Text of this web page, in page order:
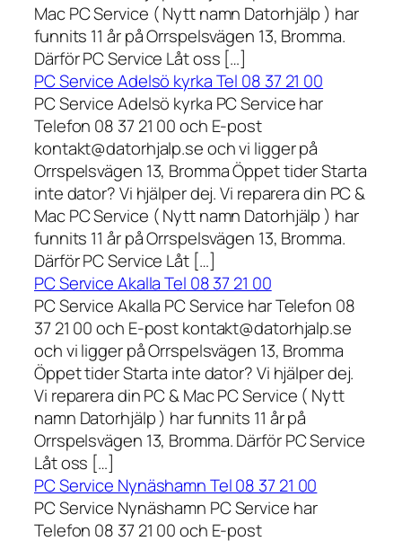
Mac PC Service ( Nytt namn Datorhjälp ) har
funnits 11 år på Orrspelsvägen 13, Bromma.
Därför PC Service Låt oss […]
PC Service Adelsö kyrka Tel 08 37 21 00
PC Service Adelsö kyrka PC Service har
Telefon 08 37 21 00 och E-post
kontakt@datorhjalp.se och vi ligger på
Orrspelsvägen 13, Bromma Öppet tider Starta
inte dator? Vi hjälper dej. Vi reparera din PC &
Mac PC Service ( Nytt namn Datorhjälp ) har
funnits 11 år på Orrspelsvägen 13, Bromma.
Därför PC Service Låt […]
PC Service Akalla Tel 08 37 21 00
PC Service Akalla PC Service har Telefon 08
37 21 00 och E-post kontakt@datorhjalp.se
och vi ligger på Orrspelsvägen 13, Bromma
Öppet tider Starta inte dator? Vi hjälper dej.
Vi reparera din PC & Mac PC Service ( Nytt
namn Datorhjälp ) har funnits 11 år på
Orrspelsvägen 13, Bromma. Därför PC Service
Låt oss […]
PC Service Nynäshamn Tel 08 37 21 00
PC Service Nynäshamn PC Service har
Telefon 08 37 21 00 och E-post